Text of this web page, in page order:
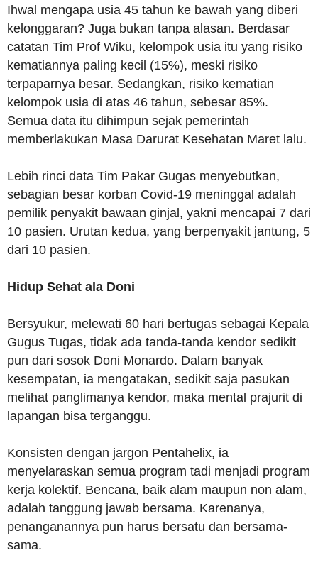
Ihwal mengapa usia 45 tahun ke bawah yang diberi
kelonggaran? Juga bukan tanpa alasan. Berdasar
catatan Tim Prof Wiku, kelompok usia itu yang risiko
kematiannya paling kecil (15%), meski risiko
terpaparnya besar. Sedangkan, risiko kematian
kelompok usia di atas 46 tahun, sebesar 85%.
Semua data itu dihimpun sejak pemerintah
memberlakukan Masa Darurat Kesehatan Maret lalu.
Lebih rinci data Tim Pakar Gugas menyebutkan,
sebagian besar korban Covid-19 meninggal adalah
pemilik penyakit bawaan ginjal, yakni mencapai 7 dari
10 pasien. Urutan kedua, yang berpenyakit jantung, 5
dari 10 pasien.
Hidup Sehat ala Doni
Bersyukur, melewati 60 hari bertugas sebagai Kepala
Gugus Tugas, tidak ada tanda-tanda kendor sedikit
pun dari sosok Doni Monardo. Dalam banyak
kesempatan, ia mengatakan, sedikit saja pasukan
melihat panglimanya kendor, maka mental prajurit di
lapangan bisa terganggu.
Konsisten dengan jargon Pentahelix, ia
menyelaraskan semua program tadi menjadi program
kerja kolektif. Bencana, baik alam maupun non alam,
adalah tanggung jawab bersama. Karenanya,
penanganannya pun harus bersatu dan bersama-
sama.